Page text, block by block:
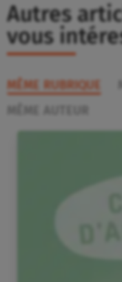
Autres
vous
MÊME RUBRIQUE